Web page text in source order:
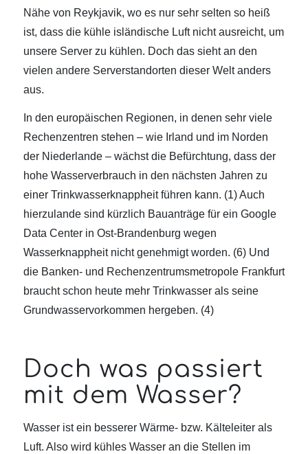
Nähe von Reykjavik, wo es nur sehr selten so heiß
ist, dass die kühle isländische Luft nicht ausreicht, um
unsere Server zu kühlen. Doch das sieht an den
vielen andere Serverstandorten dieser Welt anders
aus.
In den europäischen Regionen, in denen sehr viele
Rechenzentren stehen – wie Irland und im Norden
der Niederlande – wächst die Befürchtung, dass der
hohe Wasserverbrauch in den nächsten Jahren zu
einer Trinkwasserknappheit führen kann. (1) Auch
hierzulande sind kürzlich Bauanträge für ein Google
Data Center in Ost-Brandenburg wegen
Wasserknappheit nicht genehmigt worden. (6) Und
die Banken- und Rechenzentrumsmetropole Frankfurt
braucht schon heute mehr Trinkwasser als seine
Grundwasservorkommen hergeben. (4)
Doch was passiert
mit dem Wasser?
Wasser ist ein besserer Wärme- bzw. Kälteleiter als
Luft. Also wird kühles Wasser an die Stellen im